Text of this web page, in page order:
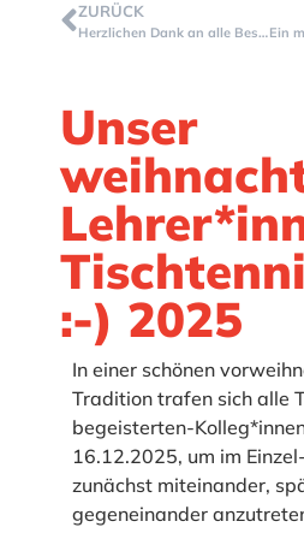
ZURÜCK
Herzlichen Dank an alle Besucher*innen unserer GVM-Weihnachtsbude!
Unser
:-) 2025
In einer schönen
Tradition trafen sich alle
begeisterten-
16.12.2025, um im
zunächst miteinander,
gegeneinander